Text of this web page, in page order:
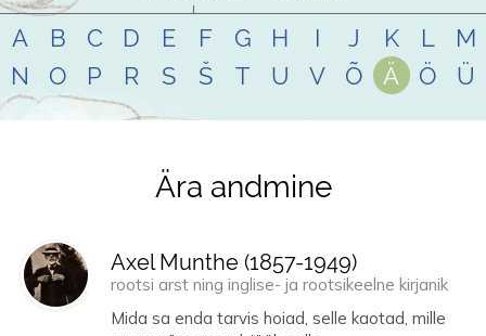
A B C D E F G H I J K L
M
N
O P R S Š T U V Õ Ä Ö Ü
Tsitaadid teemal ära andmine
Ära andmine
Axel Munthe (1857-1949)
rootsi arst ning inglise- ja rootsikeelne kirjanik
Mida sa enda tarvis hoiad, selle kaotad, mille